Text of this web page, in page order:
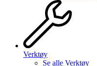
Verktøy
Se alle Verktøy